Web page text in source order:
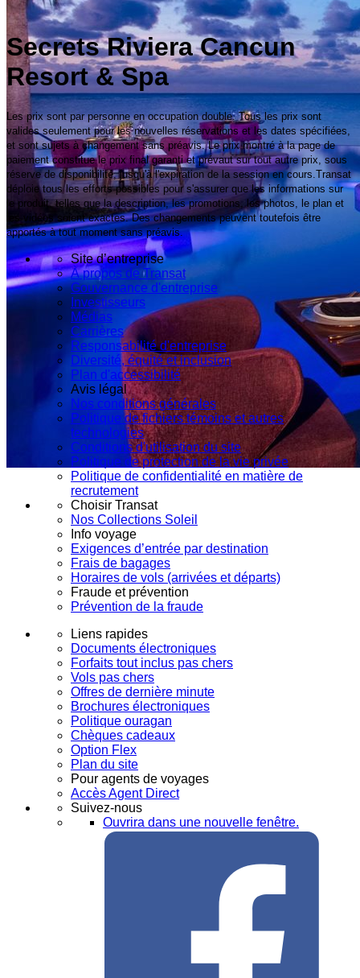
Secrets Riviera Cancun
Resort & Spa
Les prix sont par personne en occupation double. Tous les prix sont
valides seulement pour les nouvelles réservations et les dates spécifiées,
et sont sujets à changement sans préavis. Le prix montré à la page de
paiement constitue le prix final garanti et prévaut sur tout autre prix, sous
réserve de disponibilité, jusqu'à l'expiration de la session en cours.Transat
déploie tous les efforts possibles pour s'assurer que les informations sur
le produit, telles que la description, les promotions, les photos, le plan et
les vidéos soient exactes. Des changements peuvent toutefois être
apportés à tout moment sans préavis.
Site d’entreprise
À propos de Transat
Gouvernance d'entreprise
Investisseurs
Médias
Carrières
Responsabilité d'entreprise
Diversité, équité et inclusion
Plan d'accessibilité
Avis légal
Nos conditions générales
Politique de fichiers témoins et autres
technologies
Conditions d'utilisation du site
Politique de protection de la vie privée
Politique de confidentialité en matière de
recrutement
Choisir Transat
Nos Collections Soleil
Info voyage
Exigences d’entrée par destination
Frais de bagages
Horaires de vols (arrivées et départs)
Fraude et prévention
Prévention de la fraude
Liens rapides
Documents électroniques
Forfaits tout inclus pas chers
Vols pas chers
Offres de dernière minute
Brochures électroniques
Politique ouragan
Chèques cadeaux
Option Flex
Plan du site
Pour agents de voyages
Accès Agent Direct
Suivez-nous
Ouvrira dans une nouvelle fenêtre.